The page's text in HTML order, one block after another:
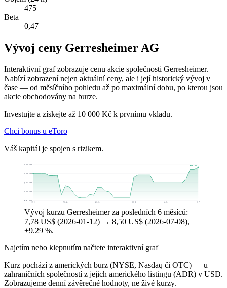
475
Beta
0,47
Vývoj ceny Gerresheimer AG
Interaktivní graf zobrazuje cenu akcie společnosti Gerresheimer.
Nabízí zobrazení nejen aktuální ceny, ale i její historický vývoj v
čase — od měsíčního pohledu až po maximální dobu, po kterou jsou
akcie obchodovány na burze.
Investujte a získejte až 10 000 Kč k prvnímu vkladu.
Chci bonus u eToro
Váš kapitál je spojen s rizikem.
4,87 US$
5,85 US$
6,82 US$
7,79 US$
8,77 US$
12. 1. 17. 2. 23. 3. 30. 4. 4. 6. 8. 7.
8,50 US$
Vývoj kurzu Gerresheimer za posledních 6 měsíců:
7,78 US$ (2026-01-12) → 8,50 US$ (2026-07-08),
+9.29 %.
Najetím nebo klepnutím načtete interaktivní graf
Kurz pochází z amerických burz (NYSE, Nasdaq či OTC) — u
zahraničních společností z jejich amerického listingu (ADR) v USD.
Zobrazujeme denní závěrečné hodnoty, ne živé kurzy.